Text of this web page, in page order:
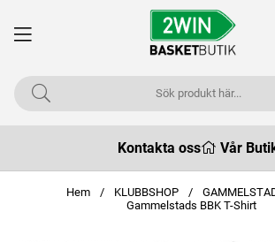
Kontakta oss Vår
Hem KLUBBSHOP
Gammelstads BBK T-Shirt